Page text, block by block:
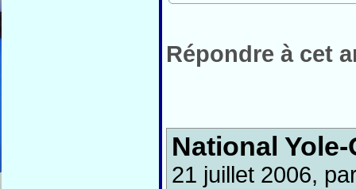
Répondre à cet
National Yole-
21 juillet 2006,